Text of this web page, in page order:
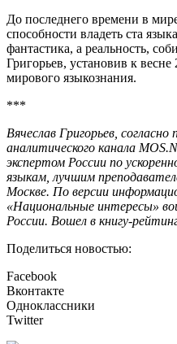
До последнего времени в
способности владеть ста
фантастика, а реальность,
Григорьев, установив к
мирового языкознания.
***
Вячеслав Григорьев,
аналитического канала
экспертом России по
языкам, лучшим
Москве. По версии
«Национальные интересы»
России. Вошел в книгу-
Поделиться новостью:
Facebook
Вконтакте
Одноклассники
Twitter